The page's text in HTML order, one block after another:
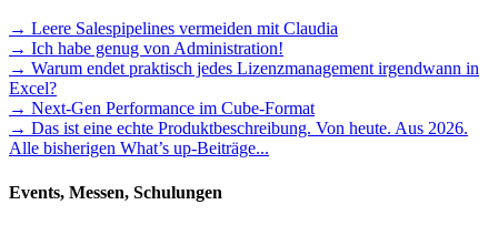
→ Leere Salespipelines vermeiden mit Claudia
→ Ich habe genug von Administration!
→ Warum endet praktisch jedes Lizenzmanagement irgendwann in
Excel?
→ Next-Gen Performance im Cube-Format
→ Das ist eine echte Produktbeschreibung. Von heute. Aus 2026.
Alle bisherigen What’s up-Beiträge...
Events, Messen, Schulungen